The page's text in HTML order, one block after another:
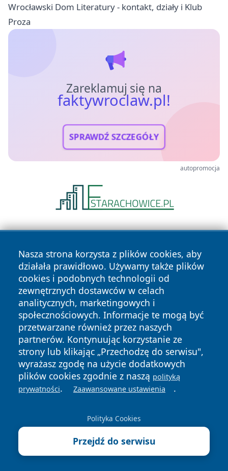
Wrocławski Dom Literatury - kontakt, działy i Klub
Proza
Zareklamuj się na
faktywroclaw.pl!
SPRAWDŹ SZCZEGÓŁY
autopromocja
Nasza strona korzysta z plików cookies, aby
działała prawidłowo. Używamy także plików
cookies i podobnych technologii od
zewnętrznych dostawców w celach
analitycznych, marketingowych i
społecznościowych. Informacje te mogą być
przetwarzane również przez naszych
partnerów. Kontynuując korzystanie ze
strony lub klikając „Przechodzę do serwisu",
wyrażasz zgodę na użycie dodatkowych
plików cookies zgodnie z naszą polityką
prywatności. Zaawansowane ustawienia .
Polityka Cookies
Przejdź do serwisu
Copyright © 2026 faktywroclaw.pl Wszystkie prawa
zastrzeżone.
News Autorzy
Polityka
Prywatności
Polityka
Cookies